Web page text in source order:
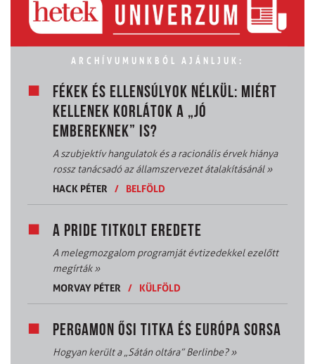
ARCHÍVUMUNKBÓL AJÁNLJUK:
FÉKEK ÉS ELLENSÚLYOK NÉLKÜL: MIÉRT
KELLENEK KORLÁTOK A „JÓ
EMBEREKNEK” IS?
A szubjektív hangulatok és a racionális érvek hiánya
rossz tanácsadó az államszervezet átalakításánál»
HACK PÉTER
/ BELFÖLD
A PRIDE TITKOLT EREDETE
A melegmozgalom programját évtizedekkel ezelőtt
megírták»
MORVAY PÉTER
/ KÜLFÖLD
PERGAMON ŐSI TITKA ÉS EURÓPA SORSA
Hogyan került a „Sátán oltára” Berlinbe?»